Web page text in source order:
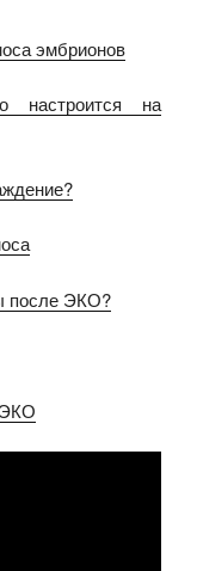
эмбрионов
настроится на
после ЭКО?
ЭКО